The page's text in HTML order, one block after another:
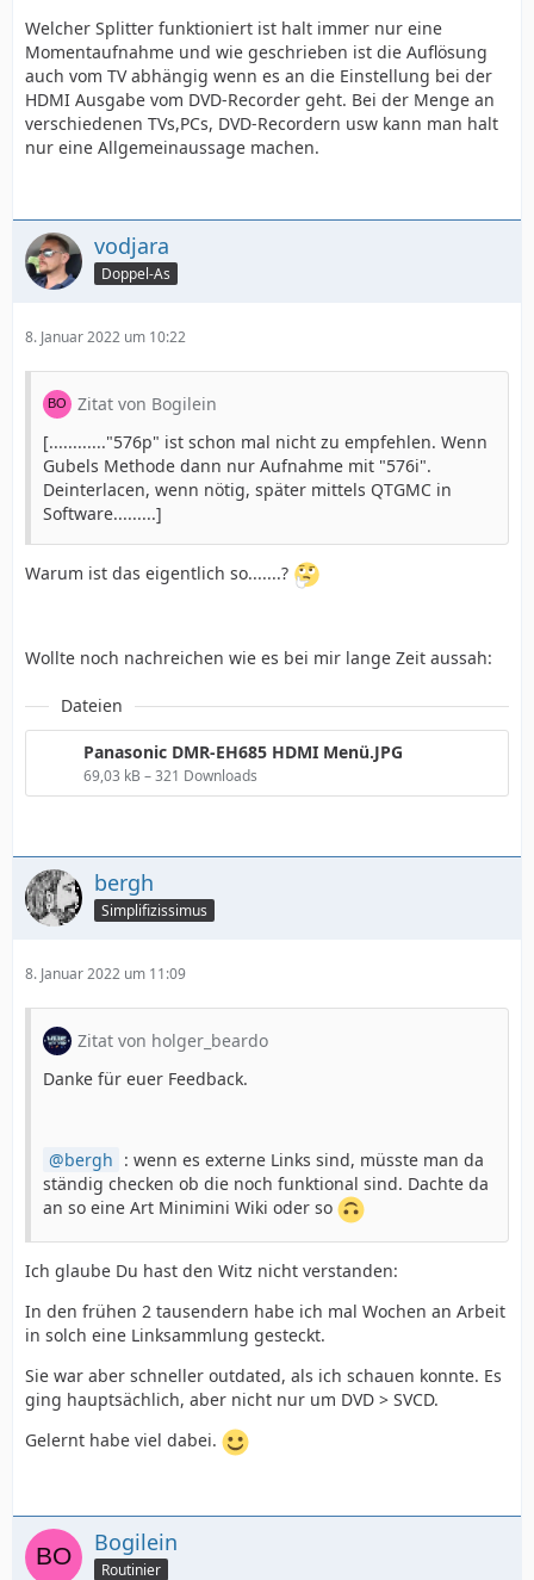
Welcher Splitter funktioniert ist halt immer nur eine
Momentaufnahme und wie geschrieben ist die Auflösung
auch vom TV abhängig wenn es an die Einstellung bei der
HDMI Ausgabe vom DVD-Recorder geht. Bei der Menge an
verschiedenen TVs,PCs, DVD-Recordern usw kann man halt
nur eine Allgemeinaussage machen.
vodjara
Doppel-As
8. Januar 2022 um 10:22
Zitat von Bogilein
[............"576p" ist schon mal nicht zu empfehlen. Wenn
Gubels Methode dann nur Aufnahme mit "576i".
Deinterlacen, wenn nötig, später mittels QTGMC in
Software.........]
Warum ist das eigentlich so.......?
Wollte noch nachreichen wie es bei mir lange Zeit aussah:
Dateien
Panasonic DMR-EH685 HDMI Menü.JPG
69,03 kB – 321 Downloads
bergh
Simplifizissimus
8. Januar 2022 um 11:09
Zitat von holger_beardo
Danke für euer Feedback.
bergh : wenn es externe Links sind, müsste man da
ständig checken ob die noch funktional sind. Dachte da
an so eine Art Minimini Wiki oder so
Ich glaube Du hast den Witz nicht verstanden:
In den frühen 2 tausendern habe ich mal Wochen an Arbeit
in solch eine Linksammlung gesteckt.
Sie war aber schneller outdated, als ich schauen konnte. Es
ging hauptsächlich, aber nicht nur um DVD > SVCD.
Gelernt habe viel dabei.
Bogilein
Routinier